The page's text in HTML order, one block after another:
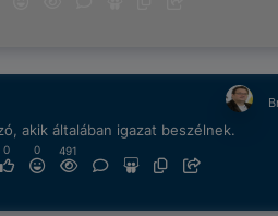
akik általában igazat beszélnek.
0 0 491